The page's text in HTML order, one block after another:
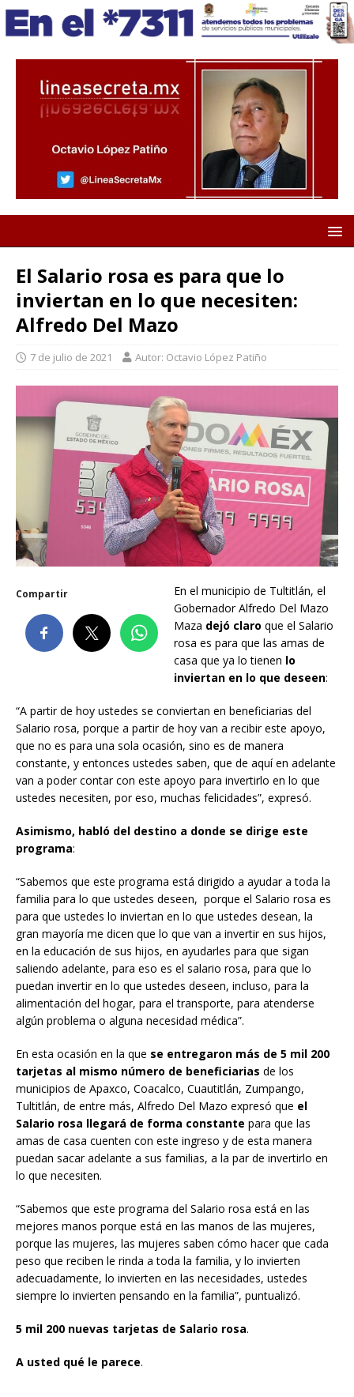
El Salario rosa es para que lo
inviertan en lo que necesiten:
Alfredo Del Mazo
7 de julio de 2021 Autor: Octavio López Patiño
Compartir
En el municipio de Tultitlán, el
Gobernador Alfredo Del Mazo
Maza dejó claro que el Salario
rosa es para que las amas de
casa que ya lo tienen lo
inviertan en lo que deseen:
“A partir de hoy ustedes se conviertan en beneficiarias del
Salario rosa, porque a partir de hoy van a recibir este apoyo,
que no es para una sola ocasión, sino es de manera
constante, y entonces ustedes saben, que de aquí en adelante
van a poder contar con este apoyo para invertirlo en lo que
ustedes necesiten, por eso, muchas felicidades”, expresó.
Asimismo, habló del destino a donde se dirige este
programa:
“Sabemos que este programa está dirigido a ayudar a toda la
familia para lo que ustedes deseen, porque el Salario rosa es
para que ustedes lo inviertan en lo que ustedes desean, la
gran mayoría me dicen que lo que van a invertir en sus hijos,
en la educación de sus hijos, en ayudarles para que sigan
saliendo adelante, para eso es el salario rosa, para que lo
puedan invertir en lo que ustedes deseen, incluso, para la
alimentación del hogar, para el transporte, para atenderse
algún problema o alguna necesidad médica”.
En esta ocasión en la que se entregaron más de 5 mil 200
tarjetas al mismo número de beneficiarias de los
municipios de Apaxco, Coacalco, Cuautitlán, Zumpango,
Tultitlán, de entre más, Alfredo Del Mazo expresó que el
Salario rosa llegará de forma constante para que las
amas de casa cuenten con este ingreso y de esta manera
puedan sacar adelante a sus familias, a la par de invertirlo en
lo que necesiten.
“Sabemos que este programa del Salario rosa está en las
mejores manos porque está en las manos de las mujeres,
porque las mujeres, las mujeres saben cómo hacer que cada
peso que reciben le rinda a toda la familia, y lo invierten
adecuadamente, lo invierten en las necesidades, ustedes
siempre lo invierten pensando en la familia”, puntualizó.
5 mil 200 nuevas tarjetas de Salario rosa.
A usted qué le parece.